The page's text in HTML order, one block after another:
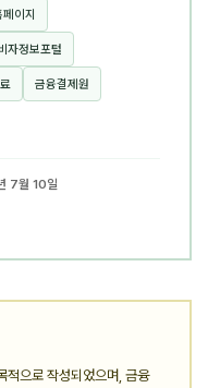
이지
자정보포털
금융결제원
7월 10일
적으로 작성되었으며, 금융